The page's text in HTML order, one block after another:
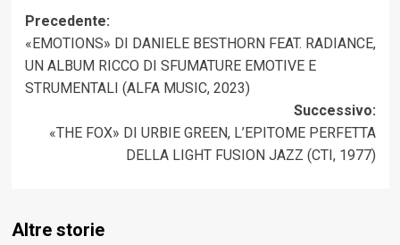
Navigazione
articolo
Precedente:
«EMOTIONS» DI DANIELE BESTHORN FEAT. RADIANCE,
UN ALBUM RICCO DI SFUMATURE EMOTIVE E
STRUMENTALI (ALFA MUSIC, 2023)
Successivo:
«THE FOX» DI URBIE GREEN, L’EPITOME PERFETTA
DELLA LIGHT FUSION JAZZ (CTI, 1977)
Altre storie